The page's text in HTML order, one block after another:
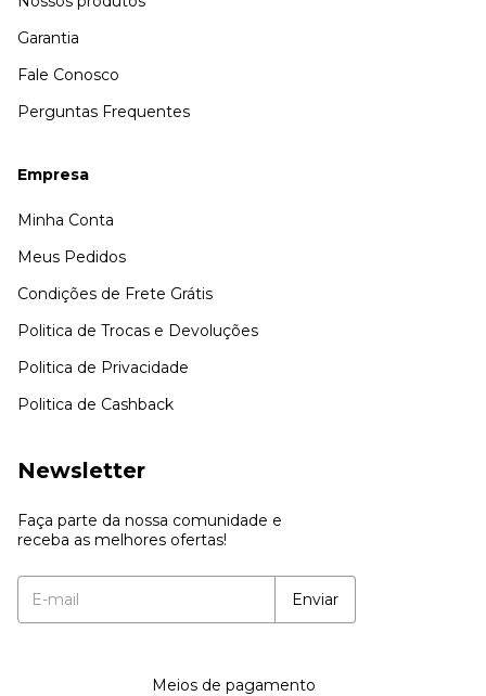
Garantia
Fale Conosco
Perguntas Frequentes
Empresa
Minha Conta
Meus Pedidos
Condições de Frete Grátis
Politica de Trocas e Devoluções
Politica de Privacidade
Politica de Cashback
Newsletter
Faça parte da nossa comunidade e
receba as melhores ofertas!
Meios de pagamento